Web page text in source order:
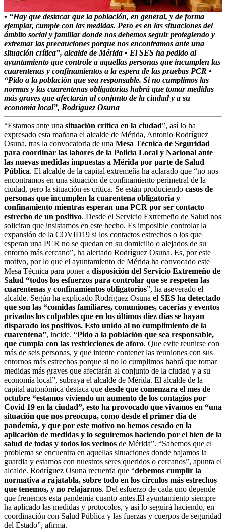
• “Hay que destacar que la población, en general, y de forma
ejemplar, cumple con las medidas. Pero es en las situaciones del
ámbito social y familiar donde nos debemos seguir protegiendo y
extremar las precauciones porque nos encontramos ante una
situación crítica”, alcalde de Mérida • El SES ha pedido al
ayuntamiento que controle a aquellas personas que incumplen las
cuarentenas y confinamientos a la espera de las pruebas PCR •
“Pido a la población que sea responsable. Si no cumplimos las
normas y las cuarentenas obligatorias habrá que tomar medidas
más graves que afectarán al conjunto de la ciudad y a su
economía local”, Rodríguez Osuna
“Estamos ante una situación crítica en la ciudad”, así lo ha
expresado esta mañana el alcalde de Mérida, Antonio Rodríguez
Osuna, tras la convocatoria de una Mesa Técnica de Seguridad
para coordinar las labores de la Policía Local y Nacional ante
las nuevas medidas impuestas a Mérida por parte de Salud
Pública. El alcalde de la capital extremeña ha aclarado que “no nos
encontramos en una situación de confinamiento perimetral de la
ciudad, pero la situación es crítica. Se están produciendo casos de
personas que incumplen la cuarentena obligatoria y
confinamiento mientras esperan una PCR por ser contacto
estrecho de un positivo. Desde el Servicio Extremeño de Salud nos
solicitan que insistamos en este hecho. Es imposible controlar la
expansión de la COVID19 si los contactos estrechos o los que
esperan una PCR no se quedan en su domicilio o alejados de su
entorno más cercano”, ha alertado Rodríguez Osuna. Es, por este
motivo, por lo que el ayuntamiento de Mérida ha convocado este
Mesa Técnica para poner a disposición del Servicio Extremeño de
Salud “todos los esfuerzos para controlar que se respeten las
cuarentenas y confinamientos obligatorios”, ha aseverado el
alcalde. Según ha explicado Rodríguez Osuna el SES ha detectado
que son las “comidas familiares, comuniones, cacerías y eventos
privados los culpables que en los últimos diez días se hayan
disparado los positivos. Esto unido al no cumplimiento de la
cuarentena”, incide. “Pido a la población que sea responsable,
que cumpla con las restricciones de aforo. Que evite reunirse con
más de seis personas, y que intente contener las reuniones con sus
entornos más estrechos porque si no lo cumplimos habrá que tomar
medidas más graves que afectarán al conjunto de la ciudad y a su
economía local”, subraya el alcalde de Mérida. El alcalde de la
capital autonómica destaca que desde que comenzara el mes de
octubre “estamos viviendo un aumento de los contagios por
Covid 19 en la ciudad”, esto ha provocado que vivamos en “una
situación que nos preocupa, como desde el primer día de
pandemia, y que por este motivo no hemos cesado en la
aplicación de medidas y lo seguiremos haciendo por el bien de la
salud de todas y todos los vecinos de Mérida”. “Sabemos que el
problema se encuentra en aquellas situaciones donde bajamos la
guardia y estamos con nuestros seres queridos o cercanos”, apunta el
alcalde. Rodríguez Osuna recuerda que “debemos cumplir la
normativa a rajatabla, sobre todo en los círculos más estrechos
que tenemos, y no relajarnos. Del esfuerzo de cada uno depende
que frenemos esta pandemia cuanto antes.El ayuntamiento siempre
ha aplicado las medidas y protocolos, y así lo seguirá haciendo, en
coordinación con Salud Pública y las fuerzas y cuerpos de seguridad
del Estado”, afirma.